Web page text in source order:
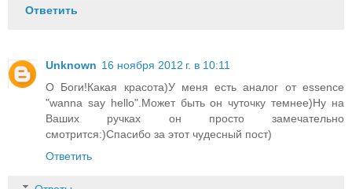
Ответить
Unknown 16 ноября 2012 г. в 10:11
О Боги!Какая красота)У меня есть аналог от essence
"wanna say hello".Может быть он чуточку темнее)Ну на
Ваших ручках он просто замечательно
смотрится:)Спасибо за этот чудесный пост)
Ответить